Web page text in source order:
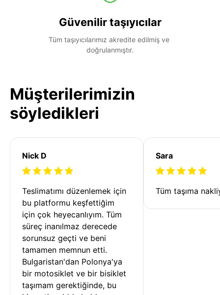
Güvenilir taşıyıcılar
Tüm taşıyıcılarımız akredite edilmiş ve
doğrulanmıştır.
Müşterilerimizin
söyledikleri
Nick D
Teslimatımı düzenlemek için
bu platformu keşfettiğim
için çok heyecanlıyım. Tüm
süreç inanılmaz derecede
sorunsuz geçti ve beni
tamamen memnun etti.
Bulgaristan'dan Polonya'ya
bir motosiklet ve bir bisiklet
taşımam gerektiğinde, bu
Sara
Tüm taşıma